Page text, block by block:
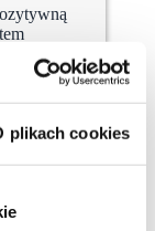
plikach cookies